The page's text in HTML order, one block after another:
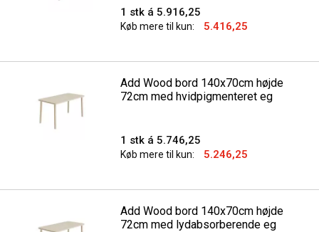
1 stk á 5.916,25
Køb mere til kun: 5.416,25
Add Wood bord 140x70cm højde
72cm med hvidpigmenteret eg
1 stk á 5.746,25
Køb mere til kun: 5.246,25
Add Wood bord 140x70cm højde
72cm med lydabsorberende eg